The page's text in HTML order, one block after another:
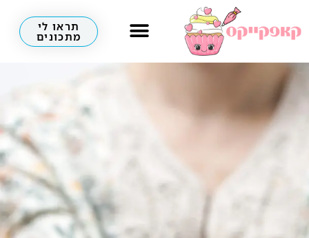
תראו לי
מתכונים